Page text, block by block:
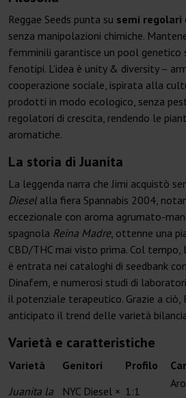
Reggae Seeds punta su semi regolari
senza manipolazioni chimiche.
femminili garantisce un pool genetico
fenotipi. L’idea è unity & diversity –
cooperazione sociale, ispirata alla
prodotti in modo ecologico, senza
regolatori di crescita, rendendo le
aromatiche.
La storia di Juanita
La leggenda narra che Jimi acquistò
Diesel alla fiera Spannabis 2004,
eccezionale con aroma agrumato-
spagnola Reina Madre, ottenne una
CBD/THC mai visto prima. Col tempo,
è entrata nei cataloghi di seedbank
Dinafem, e numerosi studi di
il potenziale terapeutico. Grazie a ciò,
anticipato il trend delle varietà
Varietà e caratteristiche
Varietà Genitori Profilo
Juanita la
NYC Diesel × 1:1